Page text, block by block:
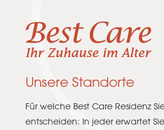
Unsere Standorte
Für welche Best Care Residenz
entscheiden: In jeder erwartet